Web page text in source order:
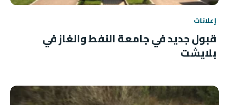
إعلانات
قبول جديد في جامعة النفط والغاز في
بلايشت